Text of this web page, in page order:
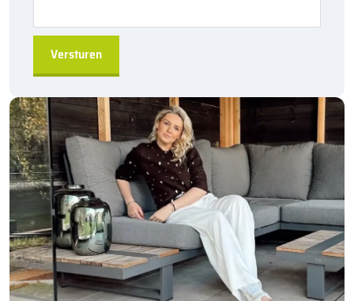
wat ze tot de ideale keuze maakt voor
wegprojectendie langdurige prestaties vereisen.
Bestellen via sierbestratingsmarkt.com: Bestel de
Kijlstra
RWS-band 13/25×20 hoekstuk 135 inwendig
eenvoudig bij
sierbestratingsmarkt.comen zorg voor een stevige en veilige
afscheiding in jouw wegproject. Dankzij de
snelle levering
je verzekerd van een efficiënte uitvoering van je project.
Heb je vragen of behoefte aan advies? Neem gerust contact met
ons op, wij helpen je graag verder!